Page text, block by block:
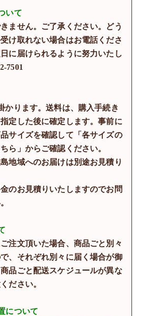
いて
ません。ご了承ください。どう
け取れない場合はお電話くださ
に届けられるように努力いたし
7501
かります。送料は、購入手続き
定した後に確定します。事前に
サイズを確認して「各サイズの
ら」からご確認ください。
地域へのお届けは別途お見積り
のお見積りいたしますのでお問
注文頂いた場合、商品ごと別々
、それぞれ別々に届く場合が御
品ごと配送スケジュールが異な
ださい。
について